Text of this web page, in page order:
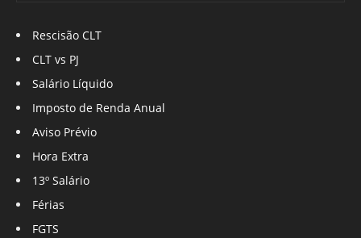
Rescisão CLT
CLT vs PJ
Salário Líquido
Imposto de Renda Anual
Aviso Prévio
Hora Extra
13º Salário
Férias
FGTS